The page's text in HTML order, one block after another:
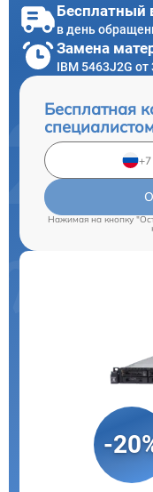
Бесплатный
в день
Замена
IBM 5463J2G от
Бесплатная
Нажимая на кнопку
-